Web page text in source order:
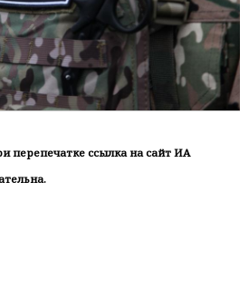
перепечатке ссылка на сайт ИА